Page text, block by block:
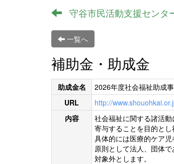
守谷市民活動支援センタ
一覧へ
補助金・助成金
助成金名
2026年度社会福祉助成
URL
http://
内容
社会福祉に関する諸活
寄与することを目的とし
具体的には医療的ケア児
原則として法人、団体
対象外とします。